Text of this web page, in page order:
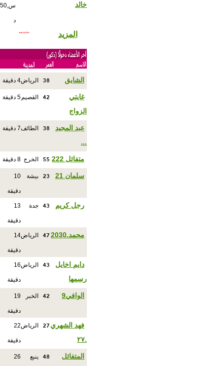
خالد
س,50
د
المزيد
الشايق 38 الرياض4 دقيقة
غايتي
الزواج
42 القصيم5 دقيقة
عبد المجيد
...
38 الطائف7 دقيقة
متفائل 222 55 الخرج 8 دقيقة
سلمان 21 23 بيشة 10
دقيقة
رجل كريم 43 جدة 13
دقيقة
محمد.2030 47 الرياض14
دقيقة
دايم اخايل
رسمها
43 الرياض16
دقيقة
الوافي9 42 الخبر 19
دقيقة
فهد الشهري
.٢٧
27 الرياض22
دقيقة
المتفائل
48 ينبع 26